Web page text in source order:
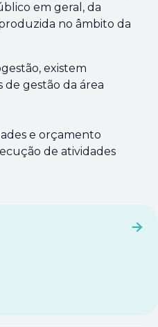
em geral, da
no âmbito da
existem
gestão da área
e orçamento
de atividades